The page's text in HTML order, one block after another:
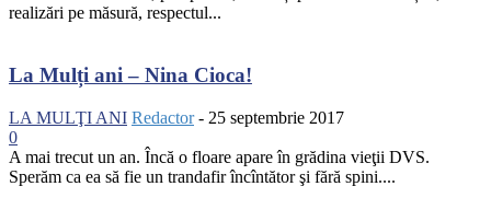
realizări pe măsură, respectul...
La Mulți ani – Nina Cioca!
LA MULŢI ANI Redactor - 25 septembrie 2017
0
A mai trecut un an. Încă o floare apare în grădina vieţii DVS.
Sperăm ca ea să fie un trandafir încîntător şi fără spini....